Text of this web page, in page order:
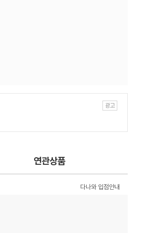
연관상품
다나와 입점안내